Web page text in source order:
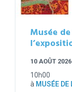
Musée
10 AOÛT 2026
10h00
à MUSÉE DE